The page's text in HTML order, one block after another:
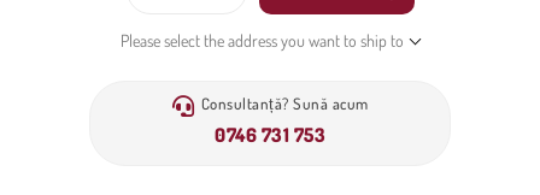
Please select the address you want to ship to
Consultanță? Sună acum
0746 731 753